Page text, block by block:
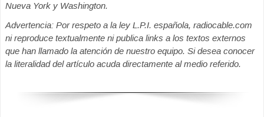
Nueva York y Washington.
Advertencia: Por respeto a la ley L.P.I. española, radiocable.com
ni reproduce textualmente ni publica links a los textos externos
que han llamado la atención de nuestro equipo. Si desea conocer
la literalidad del artículo acuda directamente al medio referido.